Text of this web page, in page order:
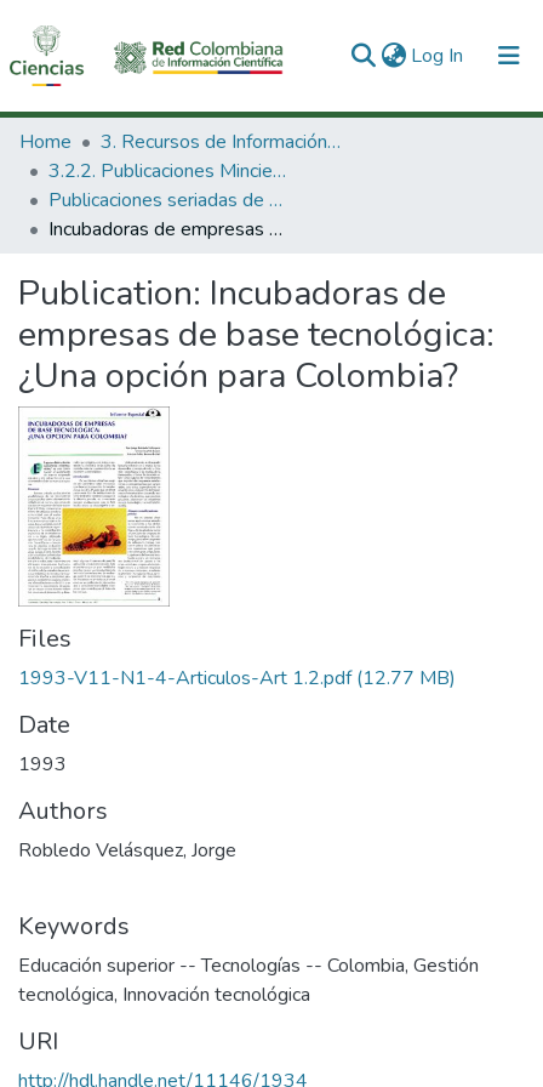
Log In (current)
Communities & Collections
All of DSpace
Statistics
Home
3. Recursos de Información Científica y Tecnológica
3.2.2. Publicaciones Minciencias
Publicaciones seriadas de Minciencias
Incubadoras de empresas de base tecnológica: ¿Una opción para Colombia?
Publication: Incubadoras de
empresas de base tecnológica:
¿Una opción para Colombia?
Files
1993-V11-N1-4-Articulos-Art 1.2.pdf(12.77 MB)
Date
1993
Authors
Robledo Velásquez, Jorge
Keywords
Educación superior -- Tecnologías -- Colombia, Gestión
tecnológica, Innovación tecnológica
URI
http://hdl.handle.net/11146/1934